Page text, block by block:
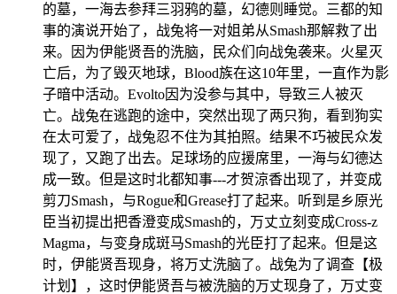
的墓，一海去参拜三羽鸦的墓，幻德则睡觉。三都的知
事的演说开始了，战兔将一对姐弟从Smash那解救了出
来。因为伊能贤吾的洗脑，民众们向战兔袭来。火星灭
亡后，为了毁灭地球，Blood族在这10年里，一直作为影
子暗中活动。Evolto因为没参与其中，导致三人被灭
亡。战兔在逃跑的途中，突然出现了两只狗，看到狗实
在太可爱了，战兔忍不住为其拍照。结果不巧被民众发
现了，又跑了出去。足球场的应援席里，一海与幻德达
成一致。但是这时北都知事---才贺涼香出现了，并变成
剪刀Smash，与Rogue和Grease打了起来。听到是乡原光
臣当初提出把香澄变成Smash的，万丈立刻变成Cross-z
Magma，与变身成斑马Smash的光臣打了起来。但是这
时，伊能贤吾现身，将万丈洗脑了。战兔为了调查【极
计划】，这时伊能贤吾与被洗脑的万丈现身了，万丈变